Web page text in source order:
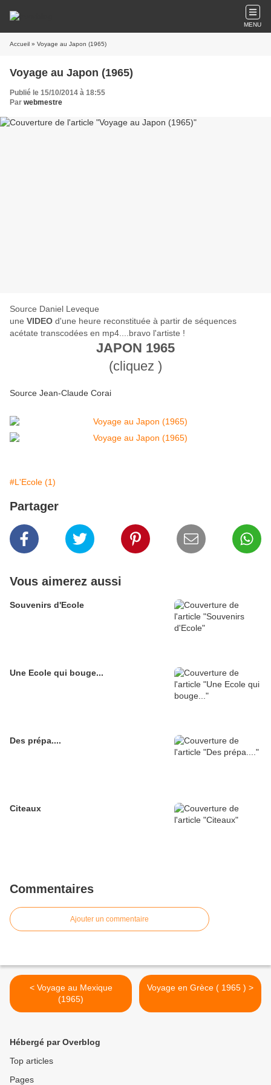
MENU
Accueil » Voyage au Japon (1965)
Voyage au Japon (1965)
Publié le 15/10/2014 à 18:55
Par webmestre
Source Daniel Leveque
une VIDEO d'une heure reconstituée à partir de séquences
acétate transcodées en mp4....bravo l'artiste !
JAPON 1965
(cliquez )
Source Jean-Claude Corai
#L'Ecole (1)
Partager
Vous aimerez aussi
Souvenirs d'Ecole
Une Ecole qui bouge...
Des prépa....
Citeaux
Commentaires
Ajouter un commentaire
< Voyage au Mexique
(1965)
Voyage en Grèce ( 1965 ) >
Hébergé par Overblog
Top articles
Pages